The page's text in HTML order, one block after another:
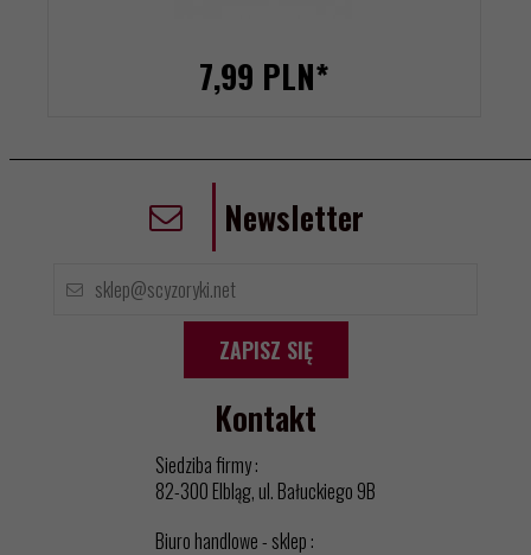
7,99 PLN*
Newsletter
ZAPISZ SIĘ
Kontakt
Siedziba firmy :
82-300 Elbląg, ul. Bałuckiego 9B
Biuro handlowe - sklep :